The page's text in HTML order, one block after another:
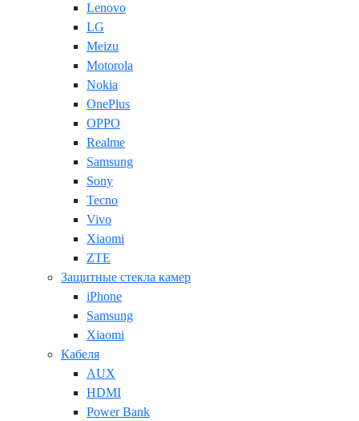
Lenovo
LG
Meizu
Motorola
Nokia
OnePlus
OPPO
Realme
Samsung
Sony
Tecno
Vivo
Xiaomi
ZTE
Защитные стекла камер
iPhone
Samsung
Xiaomi
Кабеля
AUX
HDMI
Power Bank